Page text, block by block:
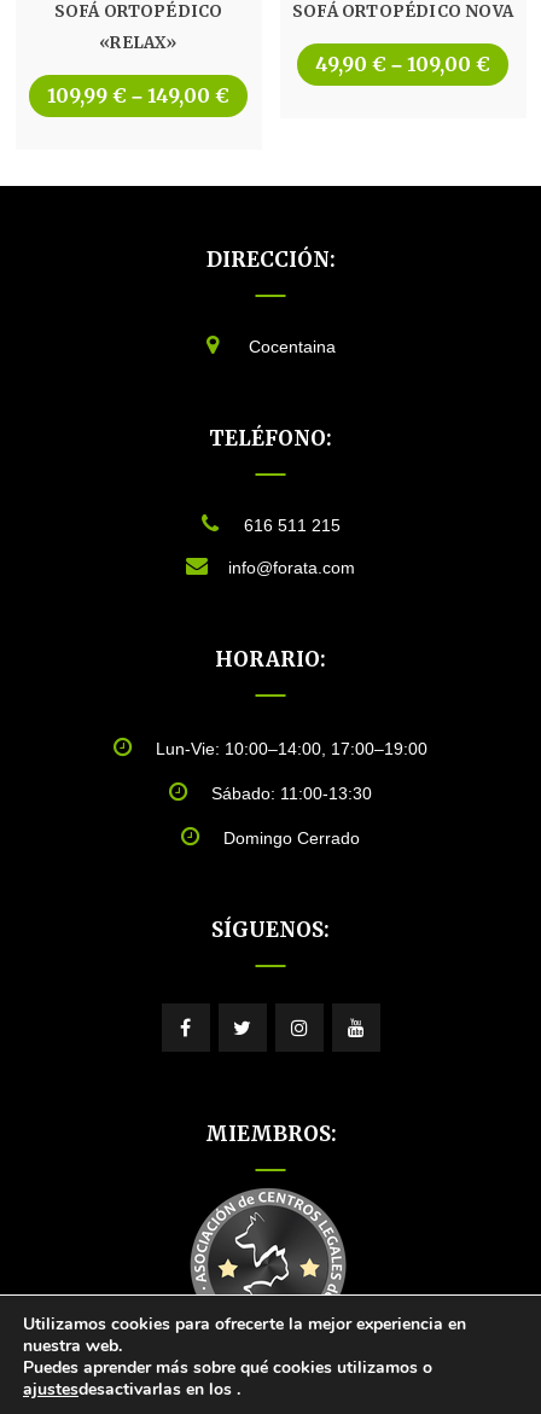
SOFÁ ORTOPÉDICO
«RELAX»
109,99 € – 149,00 €
SOFÁ ORTOPÉDICO NOVA
49,90 € – 109,00 €
DIRECCIÓN:
Cocentaina
TELÉFONO:
616 511 215
info@forata.com
HORARIO:
Lun-Vie: 10:00–14:00, 17:00–19:00
Sábado: 11:00-13:30
Domingo Cerrado
SÍGUENOS:
MIEMBROS:
Utilizamos cookies para ofrecerte la mejor experiencia en
nuestra web.
Puedes aprender más sobre qué cookies utilizamos o
desactivarlas en los
ajustes .